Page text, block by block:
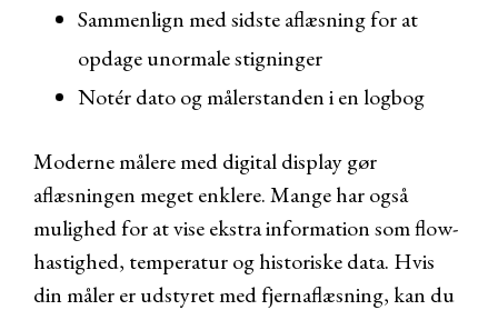
Sammenlign med sidste aflæsning for at
opdage unormale stigninger
Notér dato og målerstanden i en logbog
Moderne målere med digital display gør
aflæsningen meget enklere. Mange har også
mulighed for at vise ekstra information som flow-
hastighed, temperatur og historiske data. Hvis
din måler er udstyret med fjernaflæsning, kan du